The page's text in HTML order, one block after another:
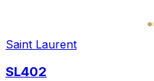
Saint Laurent
SL402